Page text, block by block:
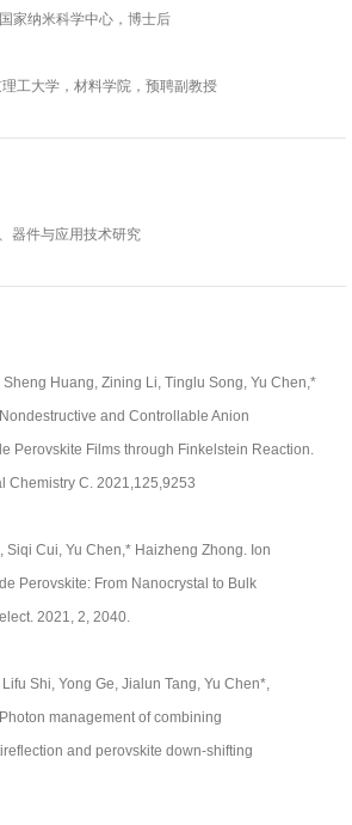
家纳米科学中心，博士后
工大学，材料学院，预聘副教授
器件与应用技术研究
Huang, Zining Li, Tinglu Song, Yu Chen,*
and Controllable Anion
Perovskite Films through Finkelstein Reaction.
Chemistry C. 2021,125,9253
Siqi Cui, Yu Chen,* Haizheng Zhong. Ion
Perovskite: From Nanocrystal to Bulk
2021, 2, 2040.
Shi, Yong Ge, Jialun Tang, Yu Chen*,
management of combining
and perovskite down-shifting
improving theefficiency of silicon solar cells.